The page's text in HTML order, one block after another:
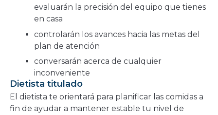
evaluarán la precisión del equipo que tienes
en casa
controlarán los avances hacia las metas del
plan de atención
conversarán acerca de cualquier
inconveniente
Dietista titulado
El dietista te orientará para planificar las comidas a
fin de ayudar a mantener estable tu nivel de